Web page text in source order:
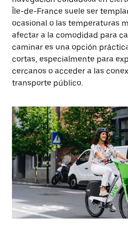
Île-de-France suele ser
ocasional o las temperaturas
afectar a la comodidad para
caminar es una opción
cortas, especialmente para
cercanos o acceder a las
transporte público.